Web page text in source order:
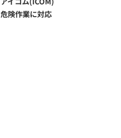
危険作業に対応